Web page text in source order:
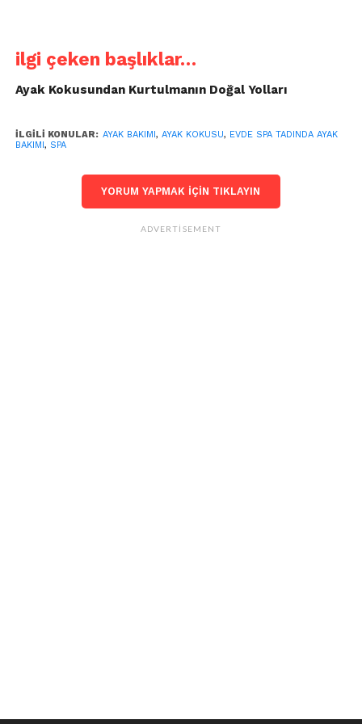
ilgi çeken başlıklar…
Ayak Kokusundan Kurtulmanın Doğal Yolları
İLGILI KONULAR: AYAK BAKIMI, AYAK KOKUSU, EVDE SPA TADINDA AYAK
BAKIMI, SPA
YORUM YAPMAK IÇIN TIKLAYIN
ADVERTISEMENT